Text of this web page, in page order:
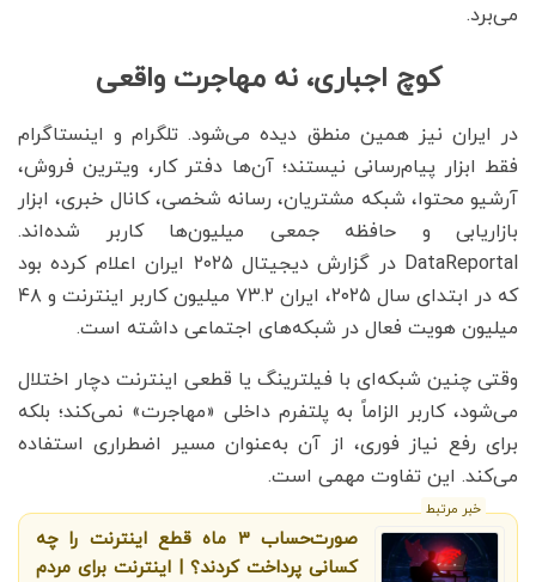
می‌برد.
کوچ اجباری، نه مهاجرت واقعی
در ایران نیز همین منطق دیده می‌شود. تلگرام و اینستاگرام
فقط ابزار پیام‌رسانی نیستند؛ آن‌ها دفتر کار، ویترین فروش،
آرشیو محتوا، شبکه مشتریان، رسانه شخصی، کانال خبری، ابزار
بازاریابی و حافظه جمعی میلیون‌ها کاربر شده‌اند.
DataReportal در گزارش دیجیتال ۲۰۲۵ ایران اعلام کرده بود
که در ابتدای سال ۲۰۲۵، ایران ۷۳.۲ میلیون کاربر اینترنت و ۴۸
میلیون هویت فعال در شبکه‌های اجتماعی داشته است.
وقتی چنین شبکه‌ای با فیلترینگ یا قطعی اینترنت دچار اختلال
می‌شود، کاربر الزاماً به پلتفرم داخلی «مهاجرت» نمی‌کند؛ بلکه
برای رفع نیاز فوری، از آن به‌عنوان مسیر اضطراری استفاده
می‌کند. این تفاوت مهمی است.
خبر مرتبط
صورت‌حساب 3 ماه قطع اینترنت را چه
کسانی پرداخت کردند؟ | اینترنت برای مردم